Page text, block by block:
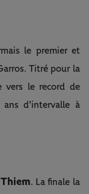
le premier et
Titré pour la
vers le record de
d'intervalle à
. La finale la